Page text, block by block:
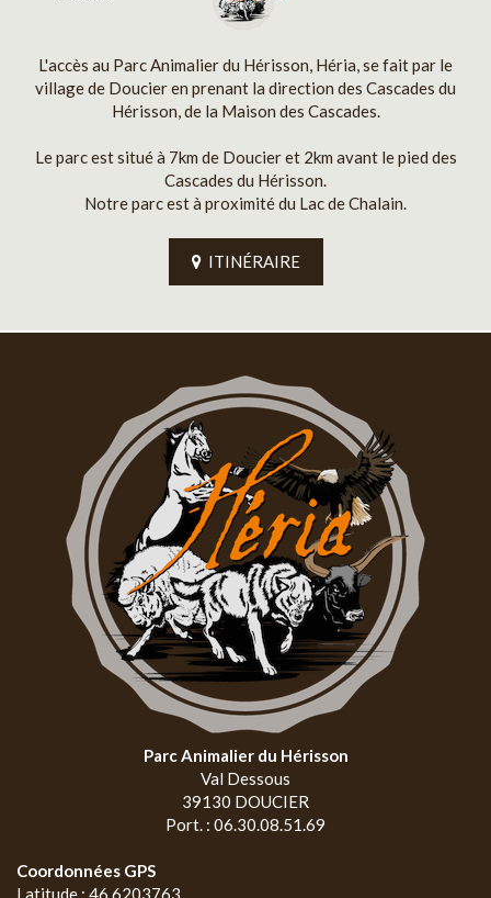
L'accès au Parc Animalier du Hérisson, Héria, se fait par le
village de Doucier en prenant la direction des Cascades du
Hérisson, de la Maison des Cascades.
Le parc est situé à 7km de Doucier et 2km avant le pied des
Cascades du Hérisson.
Notre parc est à proximité du Lac de Chalain.
ITINÉRAIRE
Parc Animalier du Hérisson
Val Dessous
39130 DOUCIER
Port. : 06.30.08.51.69
Coordonnées GPS
Latitude : 46.6203763